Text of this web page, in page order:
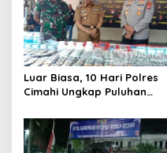
s
i
p
o
s
Luar Biasa, 10 Hari Polres
Cimahi Ungkap Puluhan
Ribu Butir OKT